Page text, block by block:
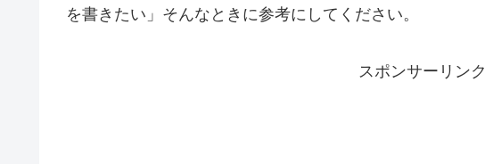
を書きたい」そんなときに参考にしてください。
スポンサーリンク